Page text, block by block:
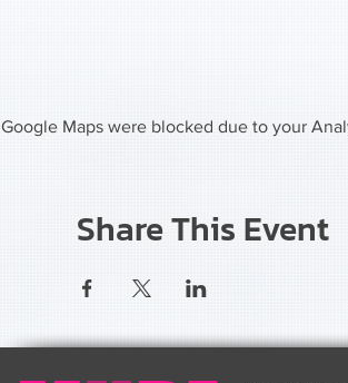
Google Maps were blocked due to your
Share This Event